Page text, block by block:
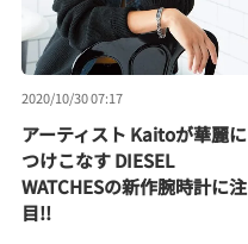
2020/10/30 07:17
アーティスト Kaitoが華麗に
つけこなす DIESEL
WATCHESの新作腕時計に注
目!!